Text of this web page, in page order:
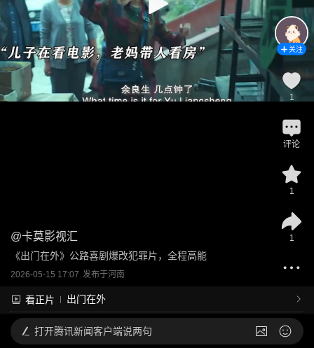
@卡莫影视汇
《出门在外》公路喜剧爆改犯罪片，全程高能
2026-05-15 17:07 发布于河南
看正片 出门在外
关注
1
评论
1
1
打开腾讯新闻客户端说两句